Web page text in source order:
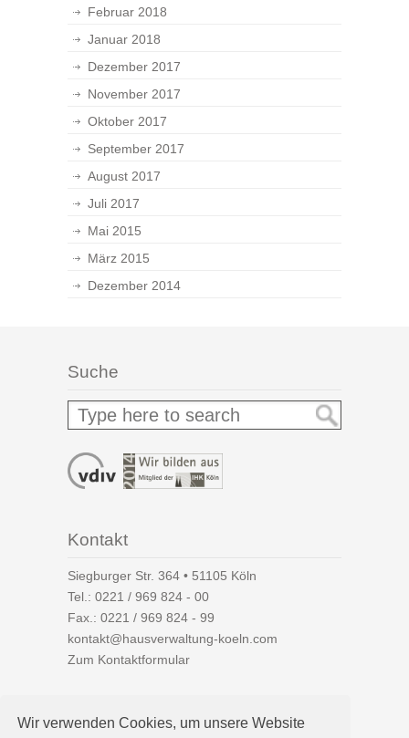
Wir verwenden Cookies, um unsere Website
Februar 2018
Januar 2018
Dezember 2017
November 2017
Oktober 2017
September 2017
August 2017
Juli 2017
Mai 2015
März 2015
Dezember 2014
Suche
Kontakt
Siegburger Str. 364 • 51105 Köln
Tel.: 0221 / 969 824 - 00
Fax.: 0221 / 969 824 - 99
kontakt@hausverwaltung-koeln.com
Zum Kontaktformular